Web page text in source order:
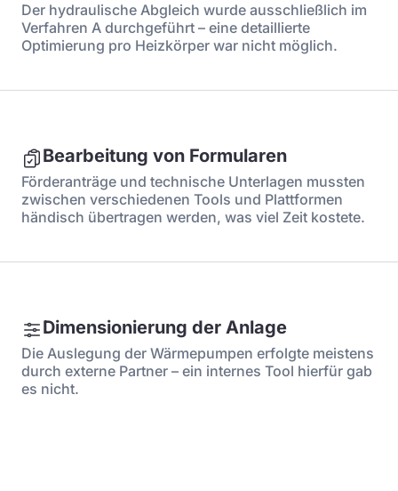
Der hydraulische Abgleich wurde ausschließlich im
Verfahren A durchgeführt – eine detaillierte
Optimierung pro Heizkörper war nicht möglich.
Bearbeitung von Formularen
Förderanträge und technische Unterlagen mussten
zwischen verschiedenen Tools und Plattformen
händisch übertragen werden, was viel Zeit kostete.
Dimensionierung der Anlage
Die Auslegung der Wärmepumpen erfolgte meistens
durch externe Partner – ein internes Tool hierfür gab
es nicht.